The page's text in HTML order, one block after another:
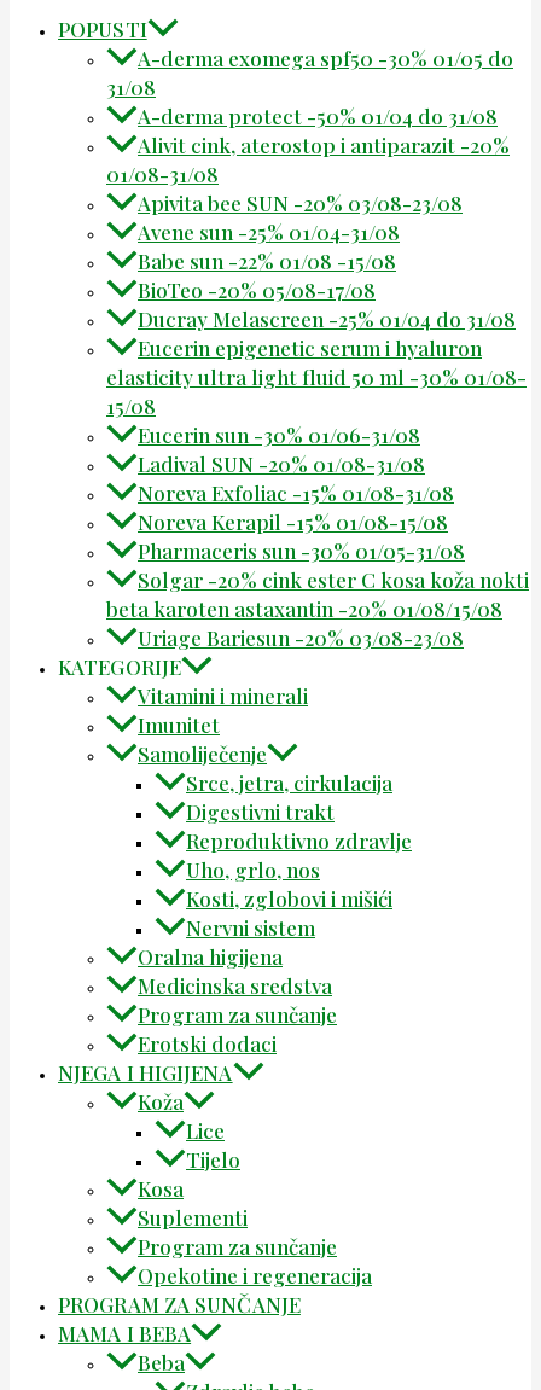
POPUSTI
A-derma exomega spf50 -30% 01/05 do
31/08
A-derma protect -50% 01/04 do 31/08
Alivit cink, aterostop i antiparazit -20%
01/08-31/08
Apivita bee SUN -20% 03/08-23/08
Avene sun -25% 01/04-31/08
Babe sun -22% 01/08 -15/08
BioTeo -20% 05/08-17/08
Ducray Melascreen -25% 01/04 do 31/08
Eucerin epigenetic serum i hyaluron
elasticity ultra light fluid 50 ml -30% 01/08-
15/08
Eucerin sun -30% 01/06-31/08
Ladival SUN -20% 01/08-31/08
Noreva Exfoliac -15% 01/08-31/08
Noreva Kerapil -15% 01/08-15/08
Pharmaceris sun -30% 01/05-31/08
Solgar -20% cink ester C kosa koža nokti
beta karoten astaxantin -20% 01/08/15/08
Uriage Bariesun -20% 03/08-23/08
KATEGORIJE
Vitamini i minerali
Imunitet
Samoliječenje
Srce, jetra, cirkulacija
Digestivni trakt
Reproduktivno zdravlje
Uho, grlo, nos
Kosti, zglobovi i mišići
Nervni sistem
Oralna higijena
Medicinska sredstva
Program za sunčanje
Erotski dodaci
NJEGA I HIGIJENA
Koža
Lice
Tijelo
Kosa
Suplementi
Program za sunčanje
Opekotine i regeneracija
PROGRAM ZA SUNČANJE
MAMA I BEBA
Beba